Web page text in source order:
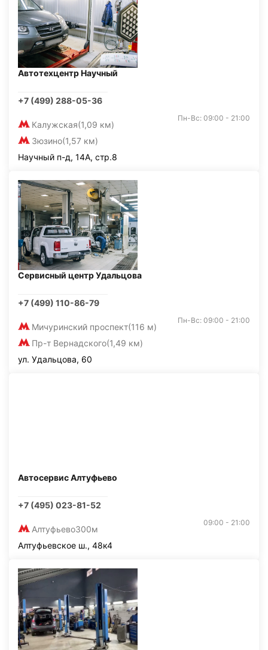
Автотехцентр Научный
+7 (499) 288-05-36
Калужская(1,09 км)
Зюзино(1,57 км)
Пн-Вс: 09:00 - 21:00
Научный п-д, 14А, стр.8
Сервисный центр Удальцова
+7 (499) 110-86-79
Мичуринский проспект(116 м)
Пр-т Вернадского(1,49 км)
Пн-Вс: 09:00 - 21:00
ул. Удальцова, 60
Автосервис Алтуфьево
+7 (495) 023-81-52
Алтуфьево300м
09:00 - 21:00
Алтуфьевское ш., 48к4